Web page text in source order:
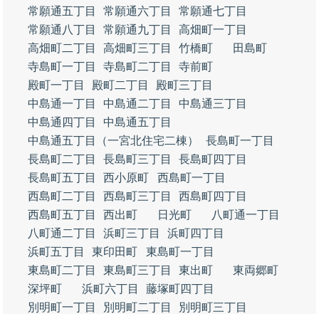
常願通五丁目
常願通六丁目
常願通七丁目
常願通八丁目
常願通九丁目
高畑町一丁目
高畑町二丁目
高畑町三丁目 竹橋町
田島町
寺島町一丁目
寺島町二丁目
寺前町
殿町一丁目
殿町二丁目
殿町三丁目
中島通一丁目
中島通二丁目
中島通三丁目
中島通四丁目
中島通五丁目
中島通五丁目（一宮北住宅二棟）
長島町一丁目
長島町二丁目
長島町三丁目
長島町四丁目
長島町五丁目
西小原町
西島町一丁目
西島町二丁目
西島町三丁目
西島町四丁目
西島町五丁目
西出町 日光町
八町通一丁目
八町通二丁目
浜町三丁目
浜町四丁目
浜町五丁目
東印田町
東島町一丁目
東島町二丁目
東島町三丁目 東出町
東両郷町
深坪町
浜町六丁目
藤塚町四丁目
別明町一丁目
別明町二丁目
別明町三丁目